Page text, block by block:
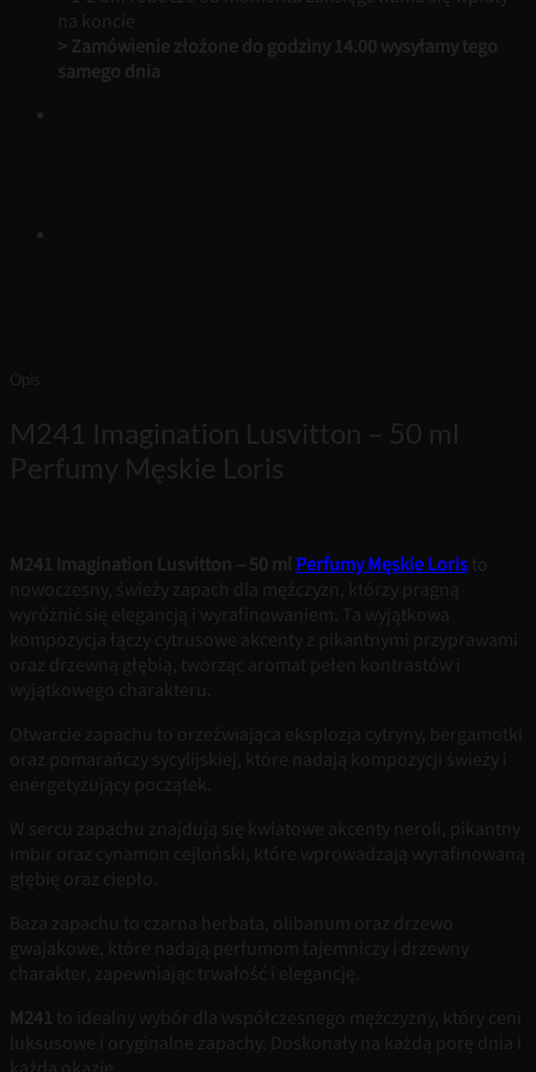
na koncie
> Zamówienie złożone do godziny 14.00 wysyłamy tego
samego dnia
Opis
M241 Imagination Lusvitton – 50 ml
Perfumy Męskie Loris
M241 Imagination Lusvitton – 50 mlPerfumy Męskie Loris to
nowoczesny, świeży zapach dla mężczyzn, którzy pragną
wyróżnić się elegancją i wyrafinowaniem. Ta wyjątkowa
kompozycja łączy cytrusowe akcenty z pikantnymi przyprawami
oraz drzewną głębią, tworząc aromat pełen kontrastów i
wyjątkowego charakteru.
Otwarcie zapachu to orzeźwiająca eksplozja cytryny, bergamotki
oraz pomarańczy sycylijskiej, które nadają kompozycji świeży i
energetyzujący początek.
W sercu zapachu znajdują się kwiatowe akcenty neroli, pikantny
imbir oraz cynamon cejloński, które wprowadzają wyrafinowaną
głębię oraz ciepło.
Baza zapachu to czarna herbata, olibanum oraz drzewo
gwajakowe, które nadają perfumom tajemniczy i drzewny
charakter, zapewniając trwałość i elegancję.
M241 to idealny wybór dla współczesnego mężczyzny, który ceni
luksusowe i oryginalne zapachy. Doskonały na każdą porę dnia i